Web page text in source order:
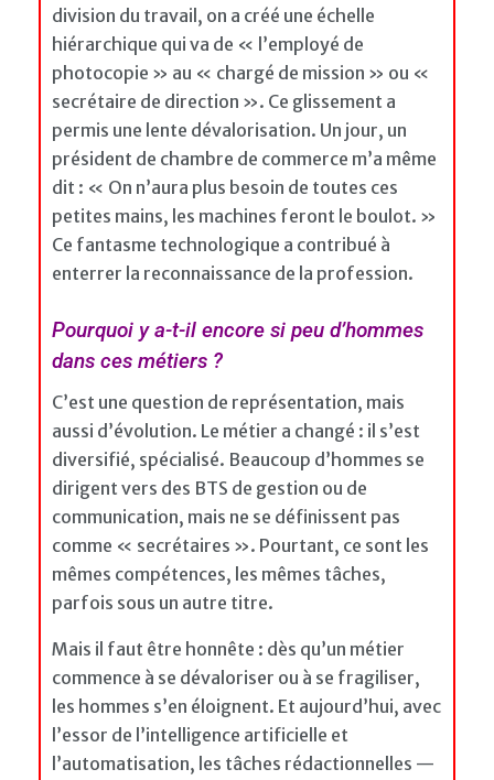
division du travail, on a créé une échelle
hiérarchique qui va de « l’employé de
photocopie » au « chargé de mission » ou «
secrétaire de direction ». Ce glissement a
permis une lente dévalorisation. Un jour, un
président de chambre de commerce m’a même
dit : « On n’aura plus besoin de toutes ces
petites mains, les machines feront le boulot. »
Ce fantasme technologique a contribué à
enterrer la reconnaissance de la profession.
Pourquoi y a-t-il encore si peu d’hommes
dans ces métiers ?
C’est une question de représentation, mais
aussi d’évolution. Le métier a changé : il s’est
diversifié, spécialisé. Beaucoup d’hommes se
dirigent vers des BTS de gestion ou de
communication, mais ne se définissent pas
comme « secrétaires ». Pourtant, ce sont les
mêmes compétences, les mêmes tâches,
parfois sous un autre titre.
Mais il faut être honnête : dès qu’un métier
commence à se dévaloriser ou à se fragiliser,
les hommes s’en éloignent. Et aujourd’hui, avec
l’essor de l’intelligence artificielle et
l’automatisation, les tâches rédactionnelles —